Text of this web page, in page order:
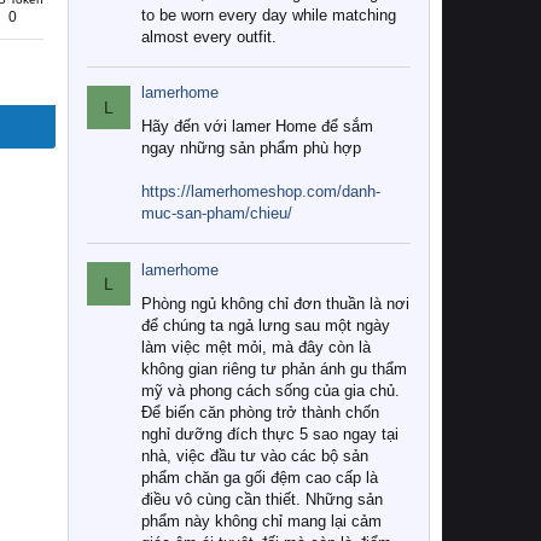
0
to be worn every day while matching
almost every outfit.
L
lamerhome
Hãy đến với lamer Home để sắm
ngay những sản phẩm phù hợp
https://lamerhomeshop.com/danh-
muc-san-pham/chieu/
L
lamerhome
Phòng ngủ không chỉ đơn thuần là nơi
để chúng ta ngả lưng sau một ngày
làm việc mệt mỏi, mà đây còn là
không gian riêng tư phản ánh gu thẩm
mỹ và phong cách sống của gia chủ.
Để biến căn phòng trở thành chốn
nghỉ dưỡng đích thực 5 sao ngay tại
nhà, việc đầu tư vào các bộ sản
phẩm chăn ga gối đệm cao cấp là
điều vô cùng cần thiết. Những sản
phẩm này không chỉ mang lại cảm